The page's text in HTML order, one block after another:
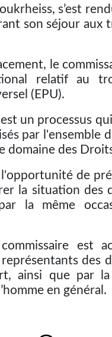
s’est
son séjour aux
le
relatif au
(EPU).
un processus
par l'ensemble
domaine des
de
la situation des
la même
est
des
ainsi que par
en général.